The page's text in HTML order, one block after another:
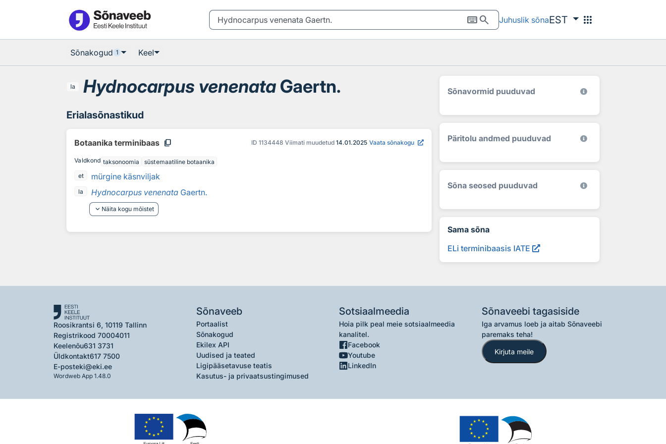
keyboardsearch Juhuslik sõnaEST apps
Sõnakogud 1 Keel
la Hydnocarpus venenata Gaertn.
Erialasõnastikud
Botaanika terminibaas content_copy ID 1134448 Viimati muudetud 14.01.2025 Vaata sõnakogu
Valdkond taksonoomia
süstemaatiline botaanika
et
mürgine käsnviljak
la Hydnocarpus venenata Gaertn.
keyboard_arrow_down Näita kogu mõistet
Sõnavormid puuduvad
Päritolu andmed puuduvad
Sõna seosed puuduvad
Sama sõna
ELi terminibaasis IATE
Roosikrantsi 6, 10119 Tallinn
Registrikood 70004011
Keelenõu631 3731
Üldkontakt617 7500
E-posteki@eki.ee
Wordweb App 1.48.0
Sõnaveeb
Portaalist
Sõnakogud
Ekilex API
Uudised ja teated
Ligipääsetavuse teatis
Kasutus- ja privaatsustingimused
Sotsiaalmeedia
Hoia pilk peal meie sotsiaalmeedia
kanalitel.
Facebook
Youtube
LinkedIn
Sõnaveebi tagasiside
Iga arvamus loeb ja aitab Sõnaveebi
paremaks teha!
Kirjuta meile